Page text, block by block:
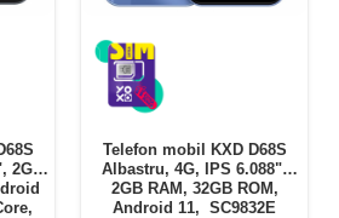
2GB
Telefon mobil KXD D68S
Albastru, 4G, IPS 6.088",
2GB RAM, 32GB ROM,
Android 11, SC9832E